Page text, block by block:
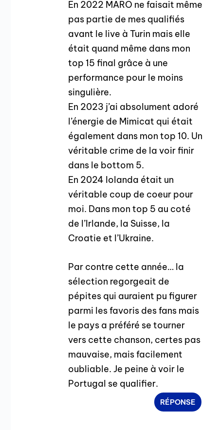
En 2022 MARO ne faisait même
pas partie de mes qualifiés
avant le live à Turin mais elle
était quand même dans mon
top 15 final grâce à une
performance pour le moins
singulière.
En 2023 j’ai absolument adoré
l’énergie de Mimicat qui était
également dans mon top 10. Un
véritable crime de la voir finir
dans le bottom 5.
En 2024 Iolanda était un
véritable coup de coeur pour
moi. Dans mon top 5 au coté
de l’Irlande, la Suisse, la
Croatie et l’Ukraine.
Par contre cette année… la
sélection regorgeait de
pépites qui auraient pu figurer
parmi les favoris des fans mais
le pays a préféré se tourner
vers cette chanson, certes pas
mauvaise, mais facilement
oubliable. Je peine à voir le
Portugal se qualifier.
RÉPONSE